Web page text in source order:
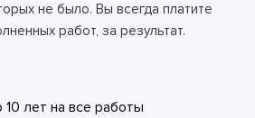
не было. Вы всегда платите
работ, за результат.
10 лет на все работы